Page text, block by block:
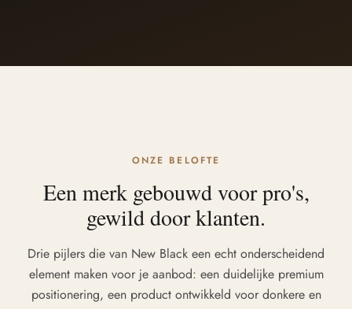
ONZE BELOFTE
Een merk gebouwd voor pro's,
gewild door klanten.
Drie pijlers die van New Black een echt onderscheidend
element maken voor je aanbod: een duidelijke premium
positionering, een product ontwikkeld voor donkere en